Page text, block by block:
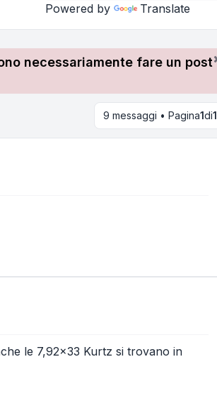
Powered by Translate
necessariamente fare un post
9 messaggi • Pagina1di1
le 7,92x33 Kurtz si trovano in